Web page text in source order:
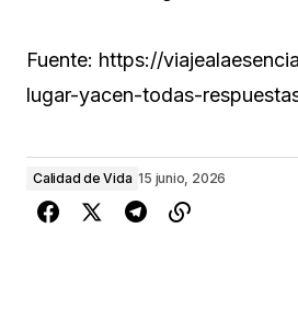
Fuente: https://
lugar-yacen-todas-
Calidad de Vida 15 junio, 2026